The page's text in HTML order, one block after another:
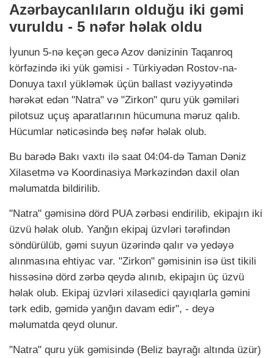
Azərbaycanlıların olduğu iki gəmi
vuruldu - 5 nəfər həlak oldu
İyunun 5-nə keçən gecə Azov dənizinin Taqanroq
körfəzində iki yük gəmisi - Türkiyədən Rostov-na-
Donuya taxıl yükləmək üçün ballast vəziyyətində
hərəkət edən "Natra" və "Zirkon" quru yük gəmiləri
pilotsuz uçuş aparatlarının hücumuna məruz qalıb.
Hücumlar nəticəsində beş nəfər həlak olub.
Bu barədə Bakı vaxtı ilə saat 04:04-də Taman Dəniz
Xilasetmə və Koordinasiya Mərkəzindən daxil olan
məlumatda bildirilib.
"Natra" gəmisinə dörd PUA zərbəsi endirilib, ekipajın iki
üzvü həlak olub. Yanğın ekipaj üzvləri tərəfindən
söndürülüb, gəmi suyun üzərində qalır və yedəyə
alınmasına ehtiyac var. "Zirkon" gəmisinin isə üst tikili
hissəsinə dörd zərbə qeydə alınıb, ekipajın üç üzvü
həlak olub. Ekipaj üzvləri xilasedici qayıqlarla gəmini
tərk edib, gəmidə yanğın davam edir", - deyə
məlumatda qeyd olunur.
"Natra" quru yük gəmisində (Beliz bayrağı altında üzür)